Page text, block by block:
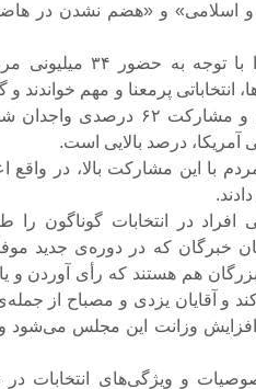
اسلامی» و «هضم نشدن در
رهبر انقلاب اسلامی انتخابات هفتم اسفند را با توجه
انتخاباتی پرمعنا و مهم خواندند و
مردم در این انتخابات واقعاً خوش درخشیدند و مشارکت ۶۲
آمریکا، درصد بالایی است.
با این مشارکت بالا، در واقع
در انتخابات گوناگون را
خبرگان که در دوره‌ی جدید
هم هستند که رأی آوردن و
و آقایان یزدی و مصباح از
وزانت این مجلس می‌شود و
و ویژگی‌های انتخابات در